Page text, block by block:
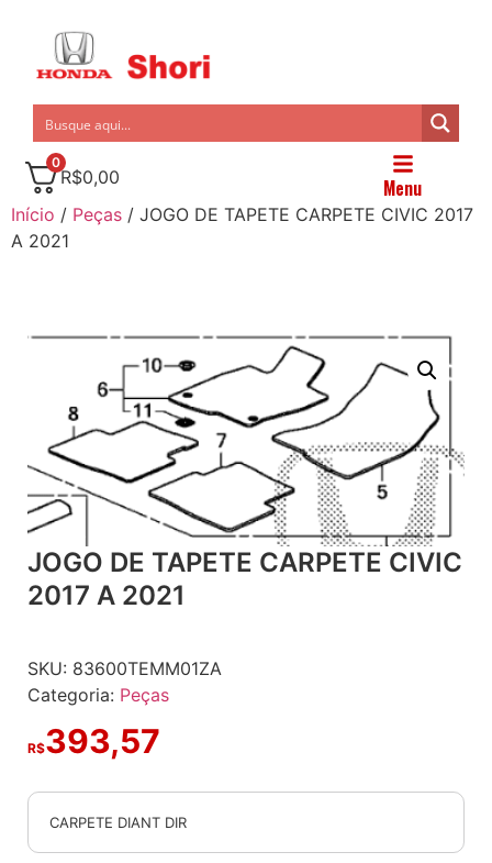
0
R$0,00 Menu
Início / Peças / JOGO DE TAPETE CARPETE CIVIC 2017
A 2021
JOGO DE TAPETE CARPETE CIVIC
2017 A 2021
SKU: 83600TEMM01ZA
Categoria: Peças
R$393,57
CARPETE DIANT DIR